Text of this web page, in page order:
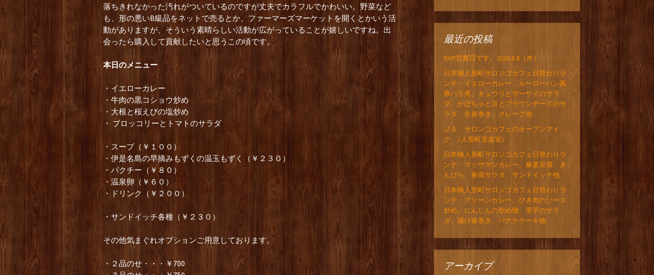
落ちきれなかった汚れがついているのですが丈夫でカラフルでかわいい。野菜など
も、形の悪いB級品をネットで売るとか、ファーマーズマーケットを開くとかいう活
動がありますが、そういう素晴らしい活動が広がっていることが嬉しいですね。出
会ったら購入して貢献したいと思うこの頃です。
本日のメニュー
・イエローカレー
・牛肉の黒コショウ炒め
・大根と桜えびの塩炒め
・ ブロッコリーとトマトのサラダ
・スープ（￥１００）
・伊是名島の早摘みもずくの温玉もずく（￥２３０）
・パクチー（￥８０）
・温泉卵（￥６０）
・ドリンク（￥２００）
・サンドイッチ各種（￥２３０）
その他気まぐれオプションご用意しております。
・２品のせ・・・￥700
最近の投稿
BAR営業日です。2026.8.6（木）
日本橋人形町サロンゴカフェ日替わりラ
ンチ・イエローカレー、ルーローハン風
豚バラ煮、キュウリとザーサイのサラ
ダ、かぼちゃと豆とブラウンチーズのサ
ラダ、生春巻き、クレープ他
🌙🎸 サロンゴカフェのオープンマイ
ク ♪人形町音楽室♪
日本橋人形町サロンゴカフェ日替わりラ
ンチ・マッサマンカレー、麻婆豆腐、き
んぴら、春雨サラダ、サンドイッチ他
日本橋人形町サロンゴカフェ日替わりラ
ンチ・グリーンカレー、ひき肉のソース
炒め、にんじんの炒め物、里芋のサラ
ダ、揚げ春巻き、バナナケーキ他
アーカイブ